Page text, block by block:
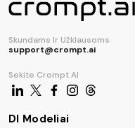
Skundams Ir Užklausoms
support@crompt.ai
Sekite Crompt AI
DI Modeliai